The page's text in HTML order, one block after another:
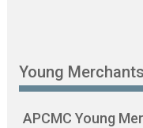
Young Merchants
APCMC Young